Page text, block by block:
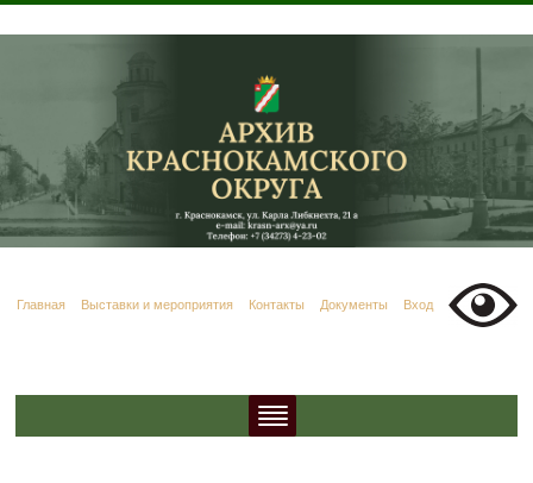
Главная Выставки и мероприятия Контакты Документы Вход